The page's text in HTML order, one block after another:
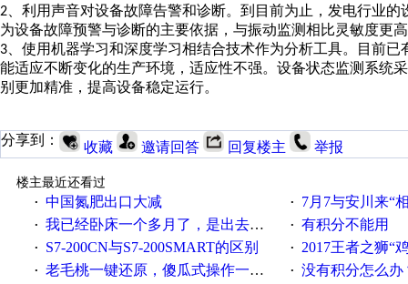
2 、利用声音对设备故障告警和诊断。到目前为止，发电行业
为设备故障预警与诊断的主要依据，与振动监测相比灵敏度更
3 、使用机器学习和深度学习相结合技术作为分析工具。目前
能适应不断变化的生产环境，适应性不强。设备状态监测系统
别更加精准，提高设备稳定运行。
分享到： 收藏 邀请回答 回复楼主 举报
楼主最近还看过
· 中国氮肥出口大减 · 7月7与安川来“
· 我已经卧床一个多月了，是出去安装机械手在高速遭遇车祸所致:大家工作都要特别注意啊 · 有积分不能用
· S7-200CN与S7-200SMART的区别 · 2017王者之狮“鸡”情签到
· 老毛桃一键还原，傻瓜式操作一键轻松备份还原；程序为向导式安装，一键即可实现自动备份或还原系统。 · 没有积分怎么办